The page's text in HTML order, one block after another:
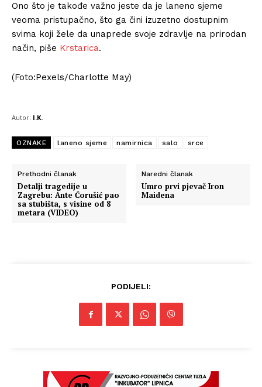
Ono što je takođe važno jeste da je laneno sjeme
veoma pristupačno, što ga čini izuzetno dostupnim
svima koji žele da unaprede svoje zdravlje na prirodan
način, piše Krstarica.
(Foto:Pexels/Charlotte May)
Autor: I.K.
OZNAKE laneno sjeme namirnica salo srce
Prethodni članak
Detalji tragedije u
Zagrebu: Ante Ćorušić pao
sa stubišta, s visine od 8
metara (VIDEO)
Naredni članak
Umro prvi pjevač Iron
Maidena
PODIJELI: